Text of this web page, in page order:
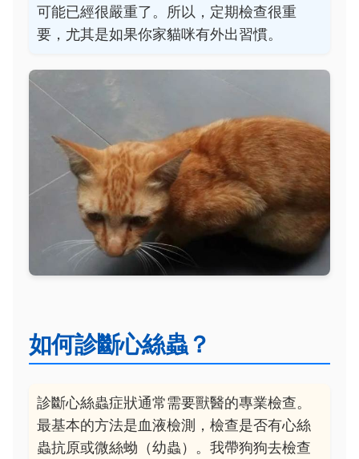
可能已經很嚴重了。所以，定期檢查很重
要，尤其是如果你家貓咪有外出習慣。
如何診斷心絲蟲？
診斷心絲蟲症狀通常需要獸醫的專業檢查。
最基本的方法是血液檢測，檢查是否有心絲
蟲抗原或微絲蚴（幼蟲）。我帶狗狗去檢查